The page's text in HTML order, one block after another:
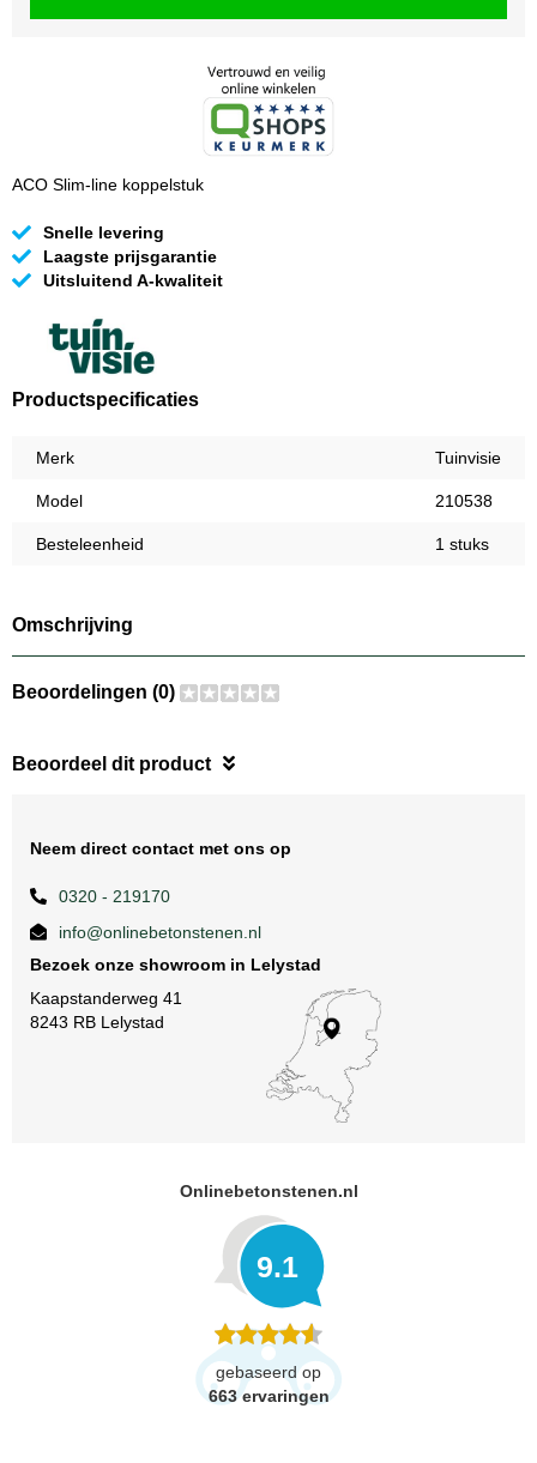
ACO Slim-line koppelstuk
Snelle levering
Laagste prijsgarantie
Uitsluitend A-kwaliteit
Productspecificaties
Merk Tuinvisie
Model 210538
Besteleenheid 1 stuks
Omschrijving
Beoordelingen (0)
Beoordeel dit product
Neem direct contact met ons op
0320 - 219170
info@onlinebetonstenen.nl
Bezoek onze showroom in Lelystad
Kaapstanderweg 41
8243 RB Lelystad
Onlinebetonstenen.nl
9.1
gebaseerd op
663 ervaringen